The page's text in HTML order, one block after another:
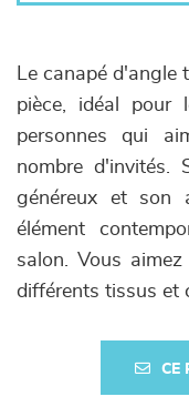
Le canapé d'angle
pièce, idéal pour
personnes qui
nombre d'invités.
généreux et son
élément
salon. Vous
différents tissus et
CE